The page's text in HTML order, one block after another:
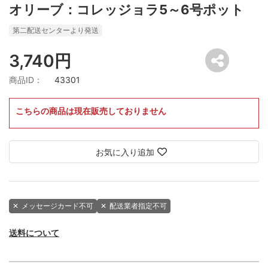
オリーブ：コレッジョラ5～6号ポット
第二配送センターより発送
3,740円
商品ID： 43301
こちらの商品は現在販売しておりません
お気に入り追加
✕ メッセージカード不可 ✕ 配送業者指定不可
送料について